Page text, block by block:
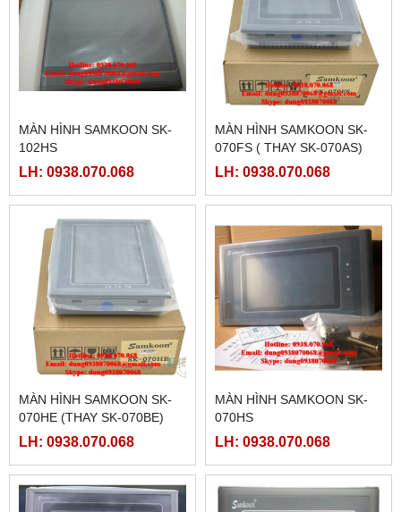
MÀN HÌNH SAMKOON SK-
102HS
LH: 0938.070.068
MÀN HÌNH SAMKOON SK-
070FS ( THAY SK-070AS)
LH: 0938.070.068
MÀN HÌNH SAMKOON SK-
070HE (THAY SK-070BE)
LH: 0938.070.068
MÀN HÌNH SAMKOON SK-
070HS
LH: 0938.070.068